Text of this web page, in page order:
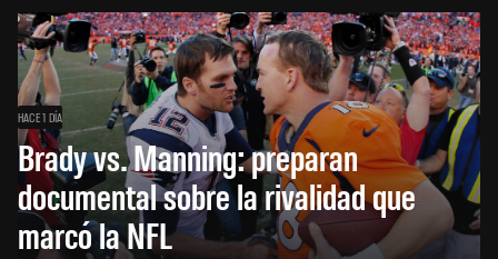
HACE 1 DÍA
Brady vs. Manning: preparan
documental sobre la rivalidad que
marcó la NFL